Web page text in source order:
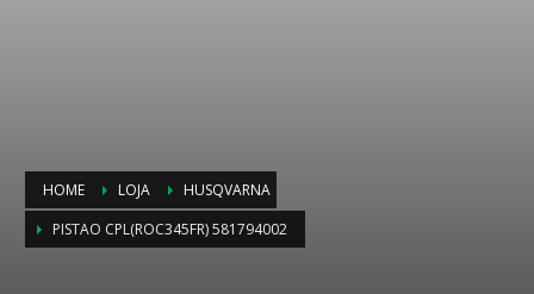
HOME LOJA
HUSQVARNA
PISTAO CPL(ROC345FR) 581794002